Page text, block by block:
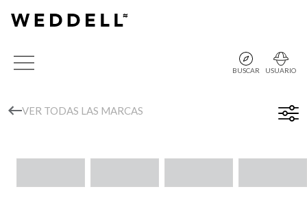
BUSCAR USUARIO
VER TODAS LAS MARCAS